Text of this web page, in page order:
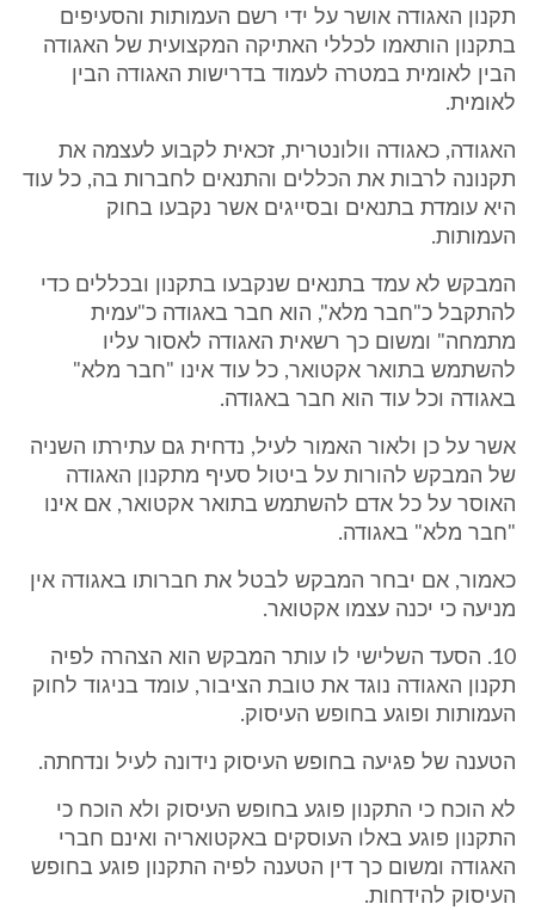
תקנון האגודה אושר על ידי רשם העמותות והסעיפים
בתקנון הותאמו לכללי האתיקה המקצועית של האגודה
הבין לאומית במטרה לעמוד בדרישות האגודה הבין
לאומית.
האגודה, כאגודה וולונטרית, זכאית לקבוע לעצמה את
תקנונה לרבות את הכללים והתנאים לחברות בה, כל עוד
היא עומדת בתנאים ובסייגים אשר נקבעו בחוק
העמותות.
המבקש לא עמד בתנאים שנקבעו בתקנון ובכללים כדי
להתקבל כ"חבר מלא", הוא חבר באגודה כ"עמית
מתמחה" ומשום כך רשאית האגודה לאסור עליו
להשתמש בתואר אקטואר, כל עוד אינו "חבר מלא"
באגודה וכל עוד הוא חבר באגודה.
אשר על כן ולאור האמור לעיל, נדחית גם עתירתו השניה
של המבקש להורות על ביטול סעיף מתקנון האגודה
האוסר על כל אדם להשתמש בתואר אקטואר, אם אינו
"חבר מלא" באגודה.
כאמור, אם יבחר המבקש לבטל את חברותו באגודה אין
מניעה כי יכנה עצמו אקטואר.
10. הסעד השלישי לו עותר המבקש הוא הצהרה לפיה
תקנון האגודה נוגד את טובת הציבור, עומד בניגוד לחוק
העמותות ופוגע בחופש העיסוק.
הטענה של פגיעה בחופש העיסוק נידונה לעיל ונדחתה.
לא הוכח כי התקנון פוגע בחופש העיסוק ולא הוכח כי
התקנון פוגע באלו העוסקים באקטואריה ואינם חברי
האגודה ומשום כך דין הטענה לפיה התקנון פוגע בחופש
העיסוק להידחות.